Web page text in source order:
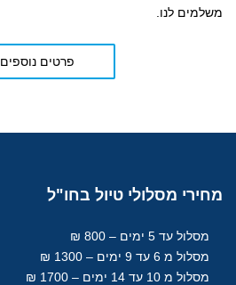
משלמים לנו.
פרטים נוספים
מחירי מסלולי טיול בחו"ל
מסלול עד 5 ימים – 800 ₪
מסלול מ 6 עד 9 ימים – 1300 ₪
מסלול מ 10 עד 14 ימים – 1700 ₪